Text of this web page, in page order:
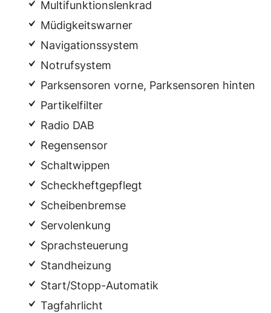
Multifunktionslenkrad
Müdigkeitswarner
Navigationssystem
Notrufsystem
Parksensoren vorne, Parksensoren hinten
Partikelfilter
Radio DAB
Regensensor
Schaltwippen
Scheckheftgepflegt
Scheibenbremse
Servolenkung
Sprachsteuerung
Standheizung
Start/Stopp-Automatik
Tagfahrlicht